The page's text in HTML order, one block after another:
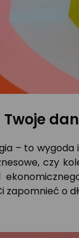
Twoje
– to
czy
o